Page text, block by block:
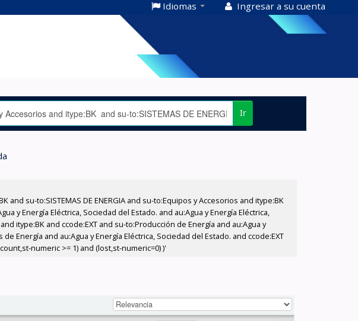
Idiomas Ingresar a su cuenta
Ir
su-to:SISTEMAS DE ENERGIA and su-to:Equipos y Accesorios and itype:BK
y Energía Eléctrica, Sociedad del Estado. and au:Agua y Energía Eléctrica,
itype:BK and ccode:EXT and su-to:Producción de Energía and au:Agua y
Energía and au:Agua y Energía Eléctrica, Sociedad del Estado. and ccode:EXT
numeric >= 1) and (lost,st-numeric=0) )'